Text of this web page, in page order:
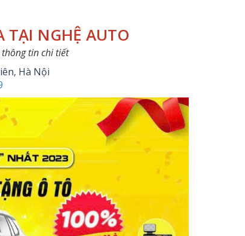
NGHỆ AUTO
tin chi tiết
Hà Nội